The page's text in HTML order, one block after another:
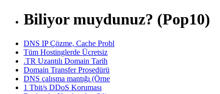
Biliyor muydunuz? (Pop10)
DNS IP Çözme, Cache Probl
Tüm Hostinglerde Ücretsiz
.TR Uzantılı Domain Tarih
Domain Transfer Prosedürü
DNS çalışma mantığı (Örne
1 Tbit/s DDoS Koruması